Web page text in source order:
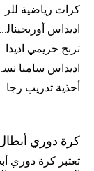
كرات
اديداس أوريجينالز للنساء
ترنج
أحذية
كرة دوري
تعتبر كرة دوري